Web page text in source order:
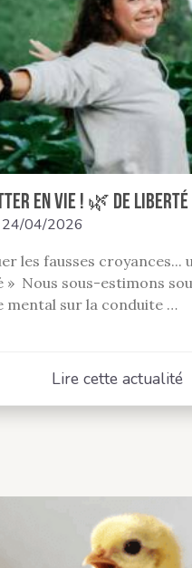
En Vie ! 🌿 de liberté
24/04/2026
les fausses croyances...
» Nous sous-estimons
mental sur la conduite …
Lire cette actualité